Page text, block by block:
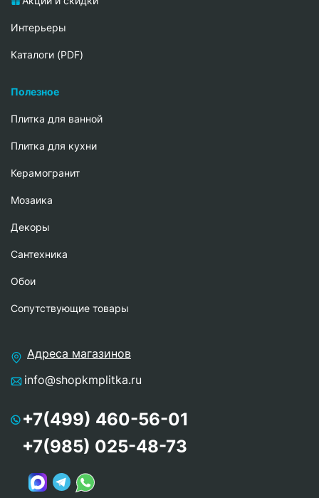
Интерьеры
Каталоги (PDF)
Полезное
Плитка для ванной
Плитка для кухни
Керамогранит
Мозаика
Декоры
Сантехника
Обои
Сопутствующие товары
Адреса магазинов
info@shopkmplitka.ru
+7(499) 460-56-01
+7(985) 025-48-73